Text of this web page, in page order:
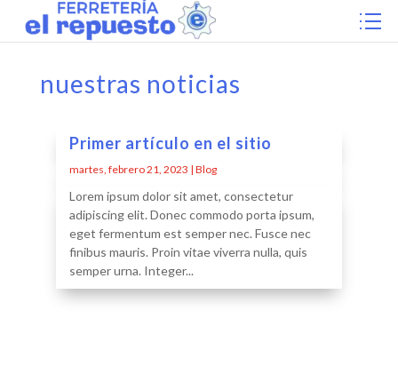
nuestras noticias
Primer artículo en el sitio
martes, febrero 21, 2023 | Blog
Lorem ipsum dolor sit amet, consectetur
adipiscing elit. Donec commodo porta ipsum,
eget fermentum est semper nec. Fusce nec
finibus mauris. Proin vitae viverra nulla, quis
semper urna. Integer...